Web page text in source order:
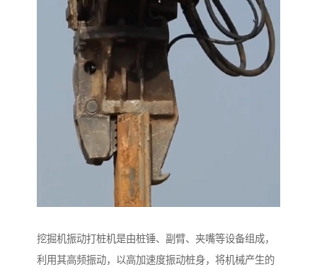
挖掘机振动打桩机是由桩锤、副臂、夹嘴等设备组成，
利用其高频振动，以高加速度振动桩身，将机械产生的